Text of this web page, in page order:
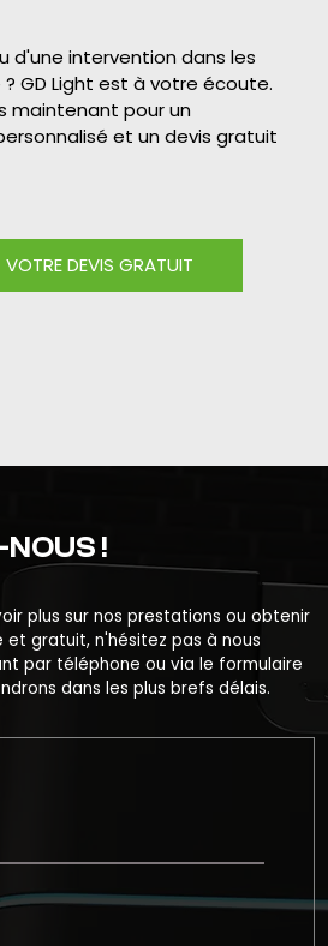
d'une intervention dans les
GD Light est à votre écoute.
maintenant pour un
et un devis gratuit
VOTRE DEVIS GRATUIT
!
plus sur nos prestations ou obtenir
gratuit, n'hésitez pas à nous
par téléphone ou via le formulaire
dans les plus brefs délais.